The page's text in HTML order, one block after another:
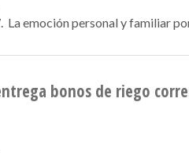
La emoción personal y familiar
bonos de riego